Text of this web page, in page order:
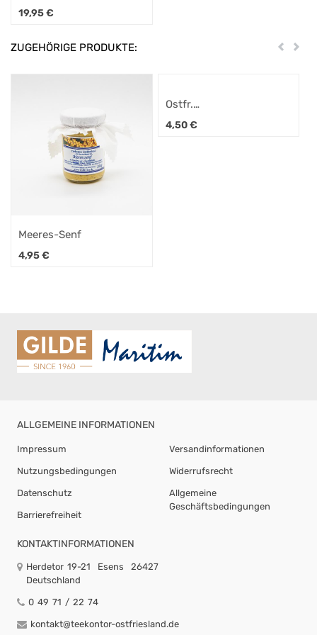
Schneidebrett Set
19,95€
ZUGEHÖRIGE PRODUKTE: Zurück
Meeres-Senf
4,95€
Ostfr.
Bratkartoffelgewürz 80g
4,50€
ALLGEMEINE INFORMATIONEN
Impressum
Nutzungsbedingungen
Datenschutz
Barrierefreiheit
Versandinformationen
Widerrufsrecht
Allgemeine
Geschäftsbedingungen
KONTAKTINFORMATIONEN
Herdetor 19-21 Esens
26427
Deutschland
0 49 71 / 22 74
kontakt@teekontor-ostfriesland.de